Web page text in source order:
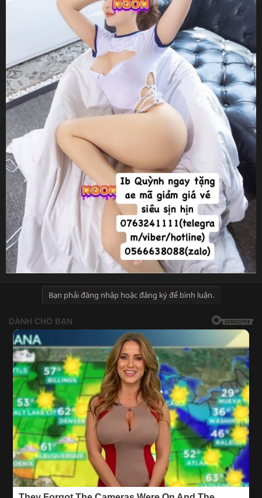
Bạn phải đăng nhập hoặc đăng ký để bình luận.